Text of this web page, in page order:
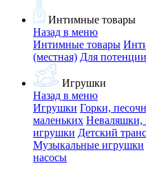
Интимные товары
Назад в меню
Интимные товары
(местная) Для потенции
Игрушки
Назад в меню
Игрушки Горки,
маленьких
игрушки Детский
Музыкальные игрушки
насосы